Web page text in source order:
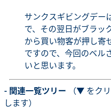
サンクスギビングデー
で、その翌日がブラッ
から買い物客が押し寄
ですので、今回のベル
いと思います。
- 関連一覧ツリー （▼ をク
します）